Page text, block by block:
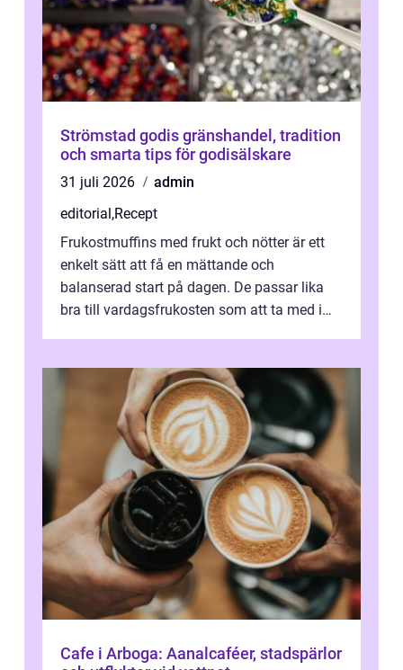
Strömstad godis gränshandel, tradition
och smarta tips för godisälskare
31 juli 2026
admin
editorial,Recept
Frukostmuffins med frukt och nötter är ett
enkelt sätt att få en mättande och
balanserad start på dagen. De passar lika
bra till vardagsfrukosten som att ta med i
Cafe i Arboga: Aanalcaféer, stadspärlor